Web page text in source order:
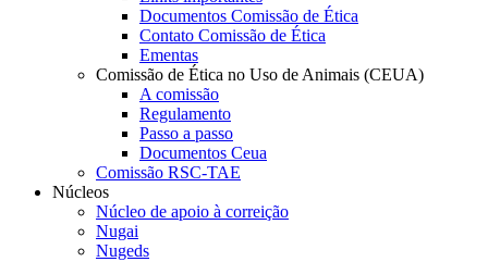
Documentos Comissão de Ética
Contato Comissão de Ética
Ementas
Comissão de Ética no Uso de Animais (CEUA)
A comissão
Regulamento
Passo a passo
Documentos Ceua
Comissão RSC-TAE
Núcleos
Núcleo de apoio à correição
Nugai
Nugeds